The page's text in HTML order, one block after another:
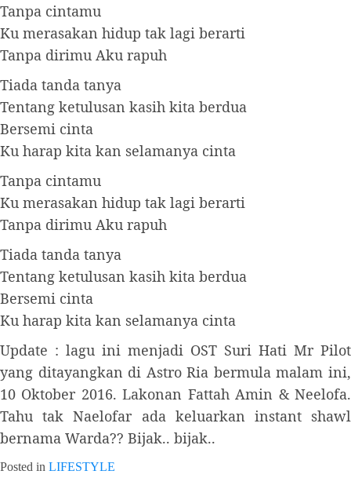
Tanpa cintamu
Ku merasakan hidup tak lagi berarti
Tanpa dirimu Aku rapuh
Tiada tanda tanya
Tentang ketulusan kasih kita berdua
Bersemi cinta
Ku harap kita kan selamanya cinta
Tanpa cintamu
Ku merasakan hidup tak lagi berarti
Tanpa dirimu Aku rapuh
Tiada tanda tanya
Tentang ketulusan kasih kita berdua
Bersemi cinta
Ku harap kita kan selamanya cinta
Update : lagu ini menjadi OST Suri Hati Mr Pilot
yang ditayangkan di Astro Ria bermula malam ini,
10 Oktober 2016. Lakonan Fattah Amin & Neelofa.
Tahu tak Naelofar ada keluarkan instant shawl
bernama Warda?? Bijak.. bijak..
Posted in LIFESTYLE